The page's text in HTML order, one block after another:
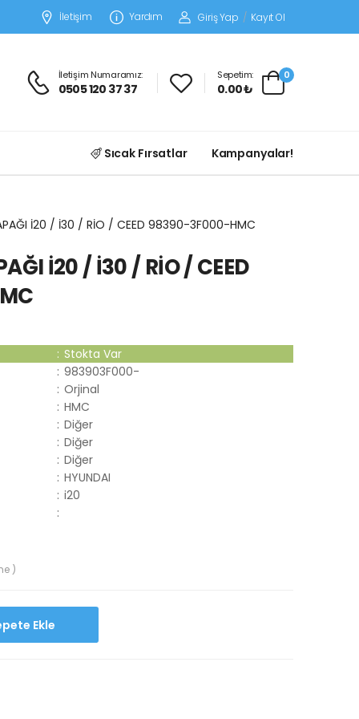
İletişim Yardım Giriş Yap / Kayıt Ol
İletişim Numaramız:
0505 120 37 37
Sepetim:
0.00 ₺
0
Sıcak Fırsatlar Kampanyalar!
İ20 / İ30 / RİO / CEED 98390-3F000-HMC
İ20 / İ30 / RİO / CEED
: Stokta Var
: 983903F000-
: Orjinal
: HMC
: Diğer
: Diğer
: Diğer
: HYUNDAI
: i20
:
)
Sepete Ekle